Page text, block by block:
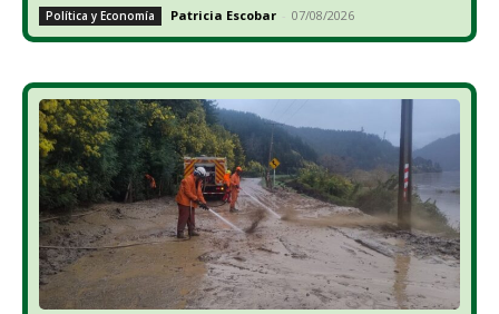
Política y Economía Patricia Escobar - 07/08/2026